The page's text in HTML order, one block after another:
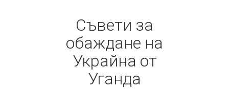
Съвети за
обаждане на
Украйна от
Уганда